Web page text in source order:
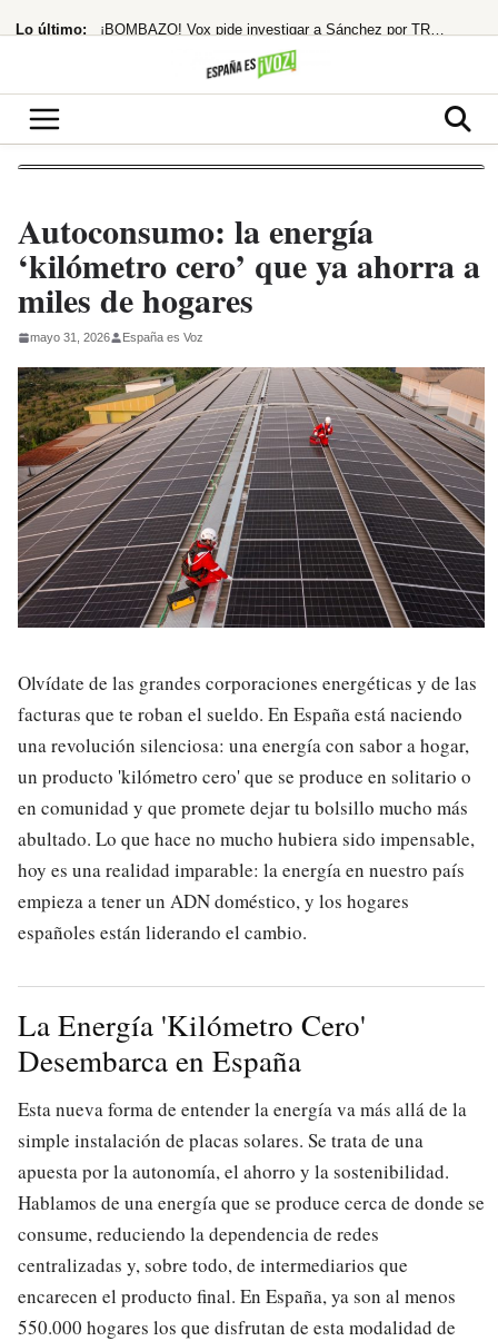
al Lo último: ¡BOMBAZO! Vox pide investigar a Sánchez por TRAICIÓN y ALTA TRAICIÓN a España
La brutal transformación en ‘Primetime’ contra pederastas
Autoconsumo: la energía
‘kilómetro cero’ que ya ahorra a
miles de hogares
mayo 31, 2026 España es Voz
Olvídate de las grandes corporaciones energéticas y de las
facturas que te roban el sueldo. En España está naciendo
una revolución silenciosa: una energía con sabor a hogar,
un producto 'kilómetro cero' que se produce en solitario o
en comunidad y que promete dejar tu bolsillo mucho más
abultado. Lo que hace no mucho hubiera sido impensable,
hoy es una realidad imparable: la energía en nuestro país
empieza a tener un ADN doméstico, y los hogares
españoles están liderando el cambio.
La Energía 'Kilómetro Cero'
Desembarca en España
Esta nueva forma de entender la energía va más allá de la
simple instalación de placas solares. Se trata de una
apuesta por la autonomía, el ahorro y la sostenibilidad.
Hablamos de una energía que se produce cerca de donde se
consume, reduciendo la dependencia de redes
centralizadas y, sobre todo, de intermediarios que
encarecen el producto final. En España, ya son al menos
550.000 hogares los que disfrutan de esta modalidad de